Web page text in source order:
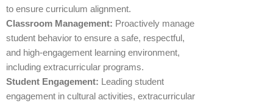
to ensure curriculum alignment.
Classroom Management: Proactively manage
student behavior to ensure a safe, respectful,
and high-engagement learning environment,
including extracurricular programs.
Student Engagement: Leading student
engagement in cultural activities, extracurricular